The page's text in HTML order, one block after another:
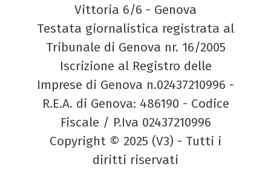
Vittoria 6/6 - Genova
Testata giornalistica registrata al
Tribunale di Genova nr. 16/2005
Iscrizione al Registro delle
Imprese di Genova n.02437210996 -
R.E.A. di Genova: 486190 - Codice
Fiscale / P.Iva 02437210996
Copyright © 2025 (V3) - Tutti i
diritti riservati